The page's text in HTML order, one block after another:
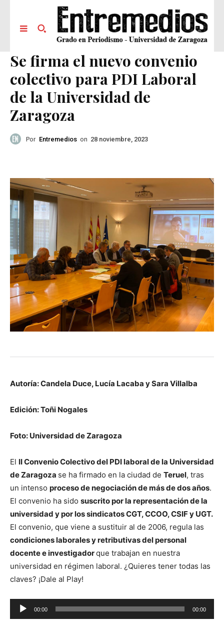
Se firma el nuevo convenio
colectivo para PDI Laboral
de la Universidad de
Zaragoza
Por Entremedios on 28 noviembre, 2023
Autoría: Candela Duce, Lucía Lacaba y Sara Villalba
Edición: Toñi Nogales
Foto: Universidad de Zaragoza
El II Convenio Colectivo del PDI laboral de la Universidad
de Zaragoza se ha firmado en la ciudad de Teruel, tras
un intenso proceso de negociación de más de dos años.
El convenio ha sido suscrito por la representación de la
universidad y por los sindicatos CGT, CCOO, CSIF y UGT.
El convenio, que viene a sustituir al de 2006, regula las
condiciones laborales y retributivas del personal
docente e investigadorque trabajan en nuestra
universidad en régimen laboral. ¿Quieres tener todas las
claves? ¡Dale al Play!
Reproductor
de
00:00 00:00